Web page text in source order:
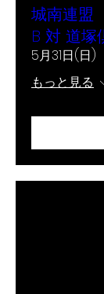
城南連盟
B 対 道塚
5月31日(日)
もっと見る